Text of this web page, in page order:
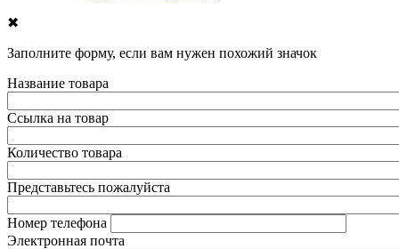
✖
Заполните форму, если вам нужен похожий значок
Название товара
Ссылка на товар
Количество товара
Представьтесь пожалуйста
Номер телефона
Электронная почта